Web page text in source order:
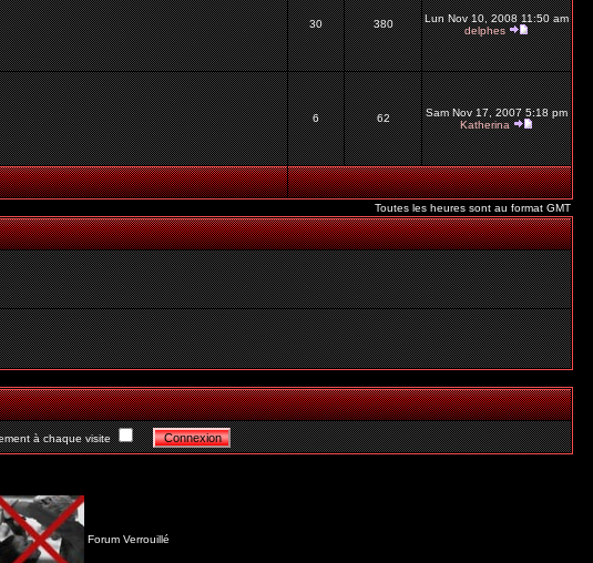
30 380
Lun Nov 10, 2008 11:50 am
delphes
6 62
Sam Nov 17, 2007 5:18 pm
Katherina
Toutes les heures sont au format GMT
à chaque visite
Forum Verrouillé